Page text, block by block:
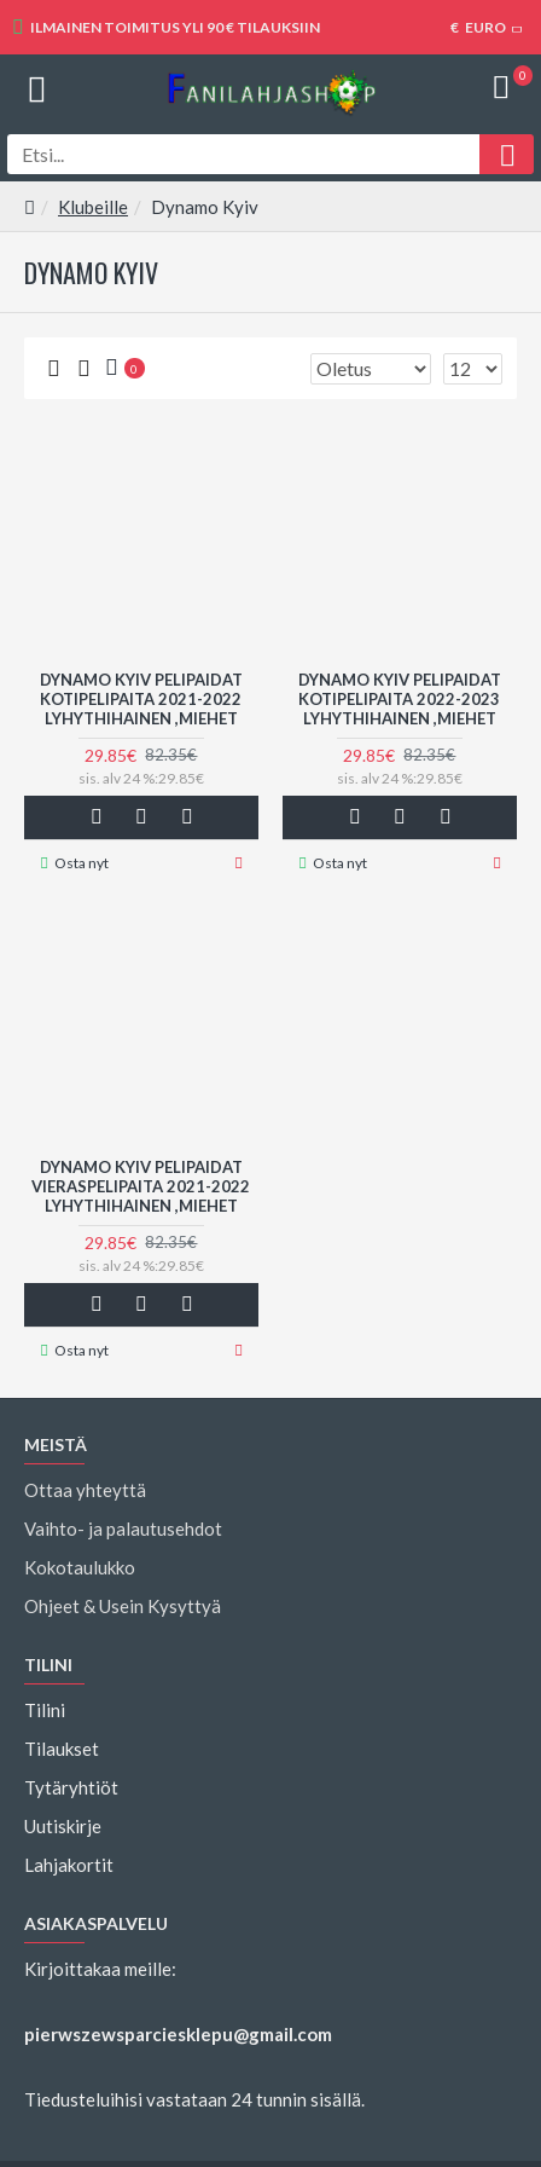
ILMAINEN TOIMITUS YLI 90 € TILAUKSIIN € EURO
0
Klubeille Dynamo Kyiv
DYNAMO KYIV
0
DYNAMO KYIV PELIPAIDAT
KOTIPELIPAITA 2021-2022
LYHYTHIHAINEN ,MIEHET
29.85€ 82.35€
sis. alv 24 %:29.85€
Osta nyt
DYNAMO KYIV PELIPAIDAT
KOTIPELIPAITA 2022-2023
LYHYTHIHAINEN ,MIEHET
29.85€ 82.35€
sis. alv 24 %:29.85€
Osta nyt
DYNAMO KYIV PELIPAIDAT
VIERASPELIPAITA 2021-2022
LYHYTHIHAINEN ,MIEHET
29.85€ 82.35€
sis. alv 24 %:29.85€
Osta nyt
MEISTÄ
Ottaa yhteyttä
Vaihto- ja palautusehdot
Kokotaulukko
Ohjeet & Usein Kysyttyä
TILINI
Tilini
Tilaukset
Tytäryhtiöt
Uutiskirje
Lahjakortit
ASIAKASPALVELU
Kirjoittakaa meille:
pierwszewsparciesklepu@gmail.com
Tiedusteluihisi vastataan 24 tunnin sisällä.